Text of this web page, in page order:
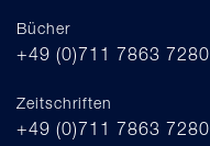
Bücher
+49 (0)711 7863 7280
Zeitschriften
+49 (0)711 7863 7280